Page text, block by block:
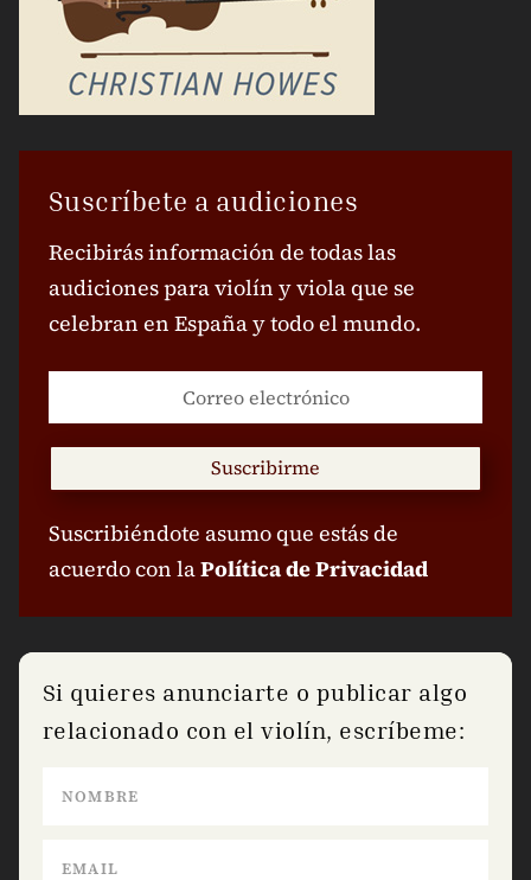
Suscríbete a audiciones
Recibirás información de todas las
audiciones para violín y viola que se
celebran en España y todo el mundo.
Suscribirme
Suscribiéndote asumo que estás de
acuerdo con laPolítica de Privacidad
Si quieres anunciarte o publicar algo
relacionado con el violín, escríbeme: